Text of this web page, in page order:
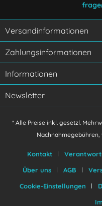
Ich habe die
verstanden und stimme zu.
Mit * gekennzeichnete
Versandinformationen
Zahlungsinformationen
Informationen
Newsletter
* Alle Preise inkl. gesetzl.
Kontakt
Über uns
AGB
Cookie-Einstellungen